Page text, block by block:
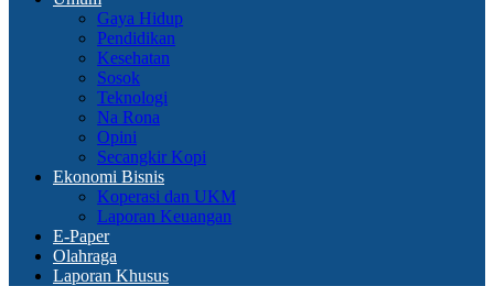
Gaya Hidup
Pendidikan
Kesehatan
Sosok
Teknologi
Na Rona
Opini
Secangkir Kopi
Ekonomi Bisnis
Koperasi dan UKM
Laporan Keuangan
E-Paper
Olahraga
Laporan Khusus